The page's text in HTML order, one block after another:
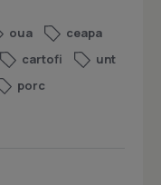
oua
ceapa
cartofi
unt
porc